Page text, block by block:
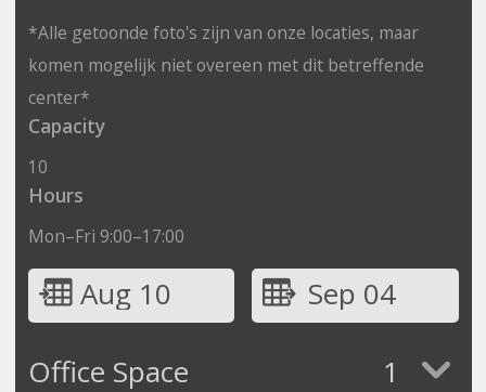
*Alle getoonde foto's zijn van onze locaties, maar
komen mogelijk niet overeen met dit betreffende
center*
Capacity
10
Hours
Mon–Fri 9:00–17:00
Aug 10
Sep 04
Office Space
1